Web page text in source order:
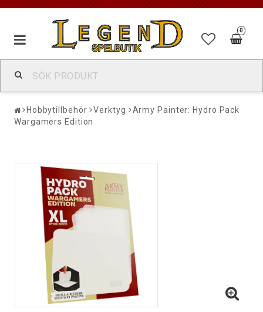
0
Hobbytillbehör Verktyg
Army Painter: Hydro Pack
Wargamers Edition